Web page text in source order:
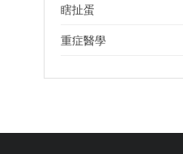
瞎扯蛋
重症醫學